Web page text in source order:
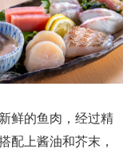
鲜的鱼肉，经过精
配上酱油和芥末，